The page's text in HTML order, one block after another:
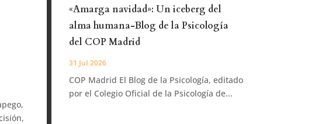
«Amarga navidad»: Un iceberg del
alma humana-Blog de la Psicología
del COP Madrid
31 Jul 2026
COP Madrid El Blog de la Psicología, editado
por el Colegio Oficial de la Psicología de...